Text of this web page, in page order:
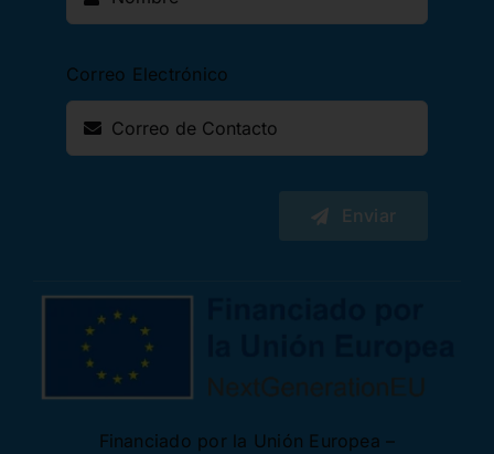
Correo Electrónico
Enviar
Financiado por la Unión Europea –